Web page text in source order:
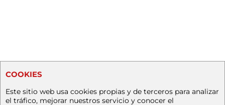
COOKIES
Este sitio web usa cookies propias y de terceros para analizar
el tráfico, mejorar nuestros servicio y conocer el